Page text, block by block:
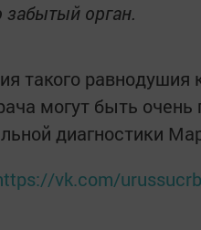
забытый орган.
такого равнодушия
могут быть
диагностики
vk.com/urussucrb